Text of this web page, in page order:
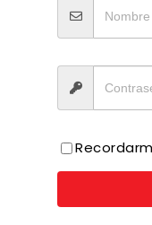
vegetal, libre de
tuyos.
Fresca Armonía